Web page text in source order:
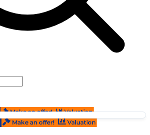
Make an offer!
Valuation
Make an offer! Valuation